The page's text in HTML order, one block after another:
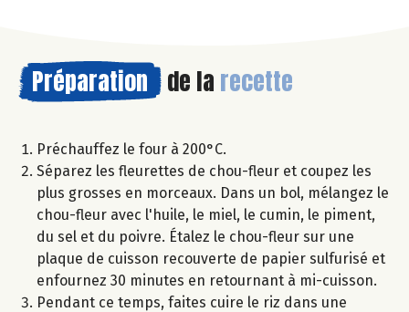
Préparation de la recette
Préchauffez le four à 200°C.
Séparez les fleurettes de chou-fleur et coupez les
plus grosses en morceaux. Dans un bol, mélangez le
chou-fleur avec l'huile, le miel, le cumin, le piment,
du sel et du poivre. Étalez le chou-fleur sur une
plaque de cuisson recouverte de papier sulfurisé et
enfournez 30 minutes en retournant à mi-cuisson.
Pendant ce temps, faites cuire le riz dans une